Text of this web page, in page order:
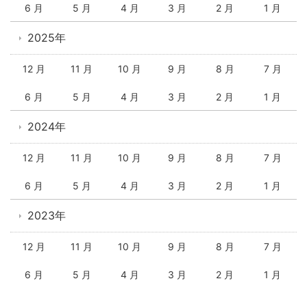
6 月 5 月 4 月 3 月 2 月 1 月
2025年
12 月 11 月 10 月 9 月 8 月 7 月
6 月 5 月 4 月 3 月 2 月 1 月
2024年
12 月 11 月 10 月 9 月 8 月 7 月
6 月 5 月 4 月 3 月 2 月 1 月
2023年
12 月 11 月 10 月 9 月 8 月 7 月
6 月 5 月 4 月 3 月 2 月 1 月